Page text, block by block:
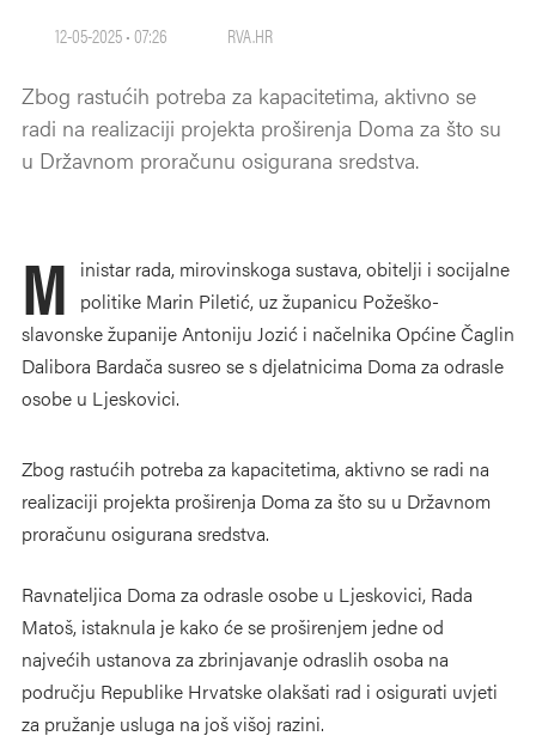
12-05-2025 • 07:26 RVA.HR
Zbog rastućih potreba za kapacitetima, aktivno se
radi na realizaciji projekta proširenja Doma za što su
u Državnom proračunu osigurana sredstva.
M
inistar rada, mirovinskoga sustava, obitelji i socijalne
politike Marin Piletić, uz županicu Požeško-
slavonske županije Antoniju Jozić i načelnika Općine Čaglin
Dalibora Bardača susreo se s djelatnicima Doma za odrasle
osobe u Ljeskovici.
Zbog rastućih potreba za kapacitetima, aktivno se radi na
realizaciji projekta proširenja Doma za što su u Državnom
proračunu osigurana sredstva.
Ravnateljica Doma za odrasle osobe u Ljeskovici, Rada
Matoš, istaknula je kako će se proširenjem jedne od
najvećih ustanova za zbrinjavanje odraslih osoba na
području Republike Hrvatske olakšati rad i osigurati uvjeti
za pružanje usluga na još višoj razini.